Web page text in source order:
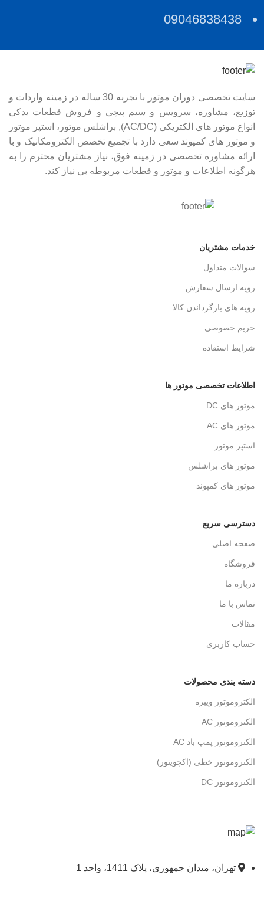
09046838438
سایت تخصصی دوران موتور با تجربه 30 ساله در زمینه واردات و
توزیع، مشاوره، سرویس و سیم پیچی و فروش قطعات یدکی
انواع موتور های الکتریکی (AC/DC), براشلس موتور، استپر موتور
و موتور های کمپوند سعی دارد با تجمیع تخصص الکترومکانیک و با
ارائه مشاوره تخصصی در زمینه فوق، نیاز مشتریان محترم را به
هرگونه اطلاعات و موتور و قطعات مربوطه بی نیاز کند.
خدمات مشتریان
سوالات متداول
رویه ارسال سفارش
رویه های بازگرداندن کالا
حریم خصوصی
شرایط استفاده
اطلاعات تخصصی موتور ها
موتور های DC
موتور های AC
استپر موتور
موتور های براشلس
موتور های کمپوند
دسترسی سریع
صفحه اصلی
فروشگاه
درباره ما
تماس با ما
مقالات
حساب کاربری
دسته بندی محصولات
الکتروموتور ویبره
الکتروموتور AC
الکتروموتور پمپ باد AC
الکتروموتور خطی (اکچویتور)
الکتروموتور DC
تهران، میدان جمهوری، پلاک 1411، واحد 1